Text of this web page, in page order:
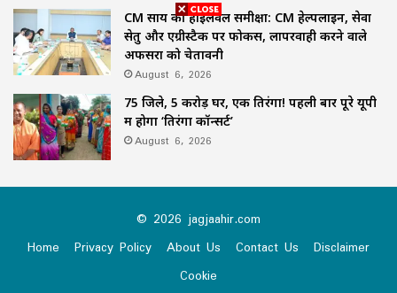
CM साय की हाईलेवल समीक्षा: CM हेल्पलाइन, सेवा
सेतु और एग्रीस्टैक पर फोकस, लापरवाही करने वाले
अफसरों को चेतावनी
August 6, 2026
75 जिले, 5 करोड़ घर, एक तिरंगा! पहली बार पूरे यूपी
में होगा ‘तिरंगा कॉन्सर्ट’
August 6, 2026
© 2026 jagjaahir.com
Home
Privacy Policy About Us Contact Us
Disclaimer
Cookie